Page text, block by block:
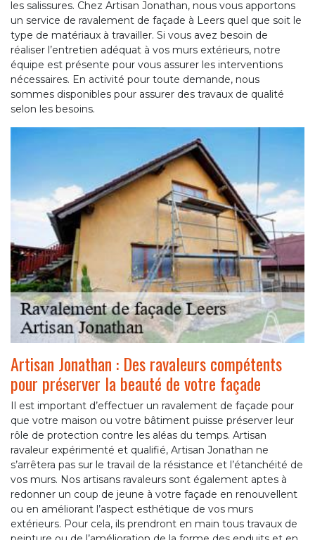
les salissures. Chez Artisan Jonathan, nous vous apportons
un service de ravalement de façade à Leers quel que soit le
type de matériaux à travailler. Si vous avez besoin de
réaliser l’entretien adéquat à vos murs extérieurs, notre
équipe est présente pour vous assurer les interventions
nécessaires. En activité pour toute demande, nous
sommes disponibles pour assurer des travaux de qualité
selon les besoins.
Artisan Jonathan : Des ravaleurs compétents
pour préserver la beauté de votre façade
Il est important d’effectuer un ravalement de façade pour
que votre maison ou votre bâtiment puisse préserver leur
rôle de protection contre les aléas du temps. Artisan
ravaleur expérimenté et qualifié, Artisan Jonathan ne
s’arrêtera pas sur le travail de la résistance et l’étanchéité de
vos murs. Nos artisans ravaleurs sont également aptes à
redonner un coup de jeune à votre façade en renouvellent
ou en améliorant l’aspect esthétique de vos murs
extérieurs. Pour cela, ils prendront en main tous travaux de